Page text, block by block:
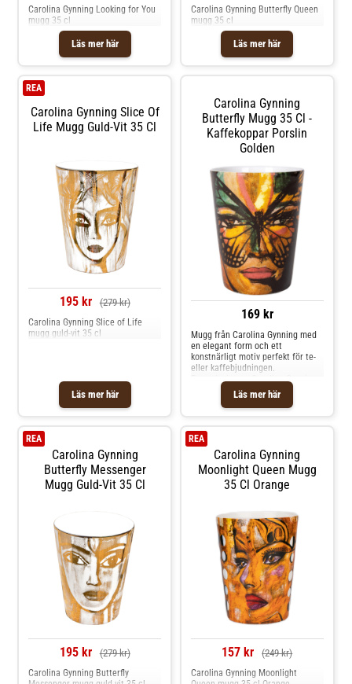
Läs mer här
Carolina Gynning Looking for You
mugg 35 cl
Läs mer här
Carolina Gynning Butterfly Queen
mugg 35 cl
Carolina Gynning Slice Of
Life Mugg Guld-Vit 35 Cl
REA
195 kr (279 kr)
Läs mer här
Carolina Gynning Slice of Life
mugg guld-vit 35 cl
Carolina Gynning
Butterfly Mugg 35 Cl -
Kaffekoppar Porslin
Golden
169 kr
Läs mer här
Mugg från Carolina Gynning med
en elegant form och ett
konstnärligt motiv perfekt för te-
eller kaffebjudningen.
Formgivning av Carolina Gynning.
Om muggen från Carolina
Gynning- Kapacitet: 35 cl.-
Formgivning av Carolina Gynning.-
Skötselråd för muggen- Tål
diskmaskin. Shoppa Kaffekoppar
och mer Muggar & Koppar hos
Royal Design.
Carolina Gynning
Butterfly Messenger
Mugg Guld-Vit 35 Cl
REA
195 kr (279 kr)
Carolina Gynning Butterfly
Carolina Gynning
Moonlight Queen Mugg
35 Cl Orange
REA
157 kr (249 kr)
Carolina Gynning Moonlight